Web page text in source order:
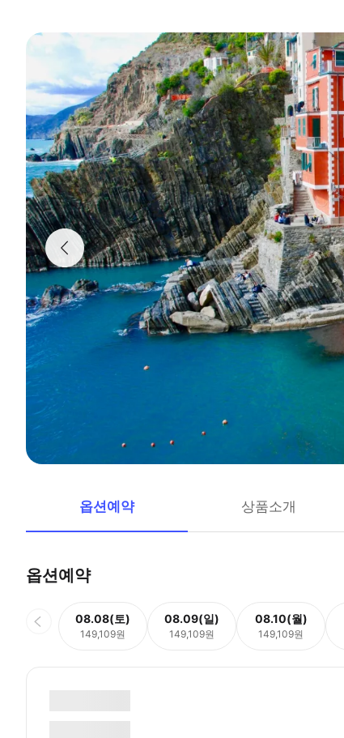
옵션예약 상품소개
옵션예약
08.08(토)
149,109원
08.09(일)
149,109원
08.10(월)
149,109원